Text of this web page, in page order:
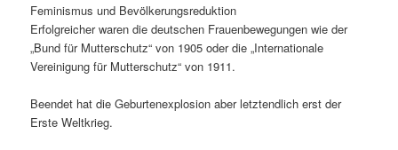
Feminismus und Bevölkerungsreduktion
Erfolgreicher waren die deutschen Frauenbewegungen wie der
„Bund für Mutterschutz“ von 1905 oder die „Internationale
Vereinigung für Mutterschutz“ von 1911.
Beendet hat die Geburtenexplosion aber letztendlich erst der
Erste Weltkrieg.